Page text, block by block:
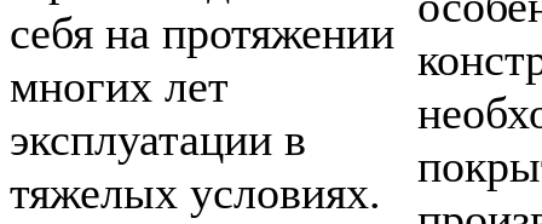
себя на протяжении
многих лет
эксплуатации в
тяжелых условиях.